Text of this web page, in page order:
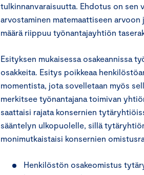
tulkinnanvaraisuutta. Ehdotus on sen
arvostaminen matemaattiseen
määrä riippuu työnantajayhtiön
Esityksen mukaisessa osakeannissa
osakkeita. Esitys poikkeaa
momentista, jota sovelletaan myös
merkitsee työnantajana toimivan
saattaisi rajata konsernien
sääntelyn ulkopuolelle, sillä
monimutkaistaisi konsernien
Henkilöstön osakeomistus